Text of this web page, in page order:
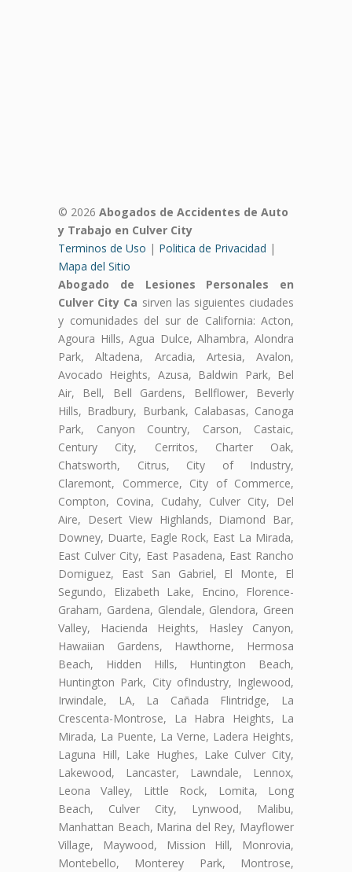
© 2026 Abogados de Accidentes de Auto
y Trabajo en Culver City
Terminos de Uso | Politica de Privacidad |
Mapa del Sitio
Abogado de Lesiones Personales en
Culver City Ca sirven las siguientes ciudades
y comunidades del sur de California: Acton,
Agoura Hills, Agua Dulce, Alhambra, Alondra
Park, Altadena, Arcadia, Artesia, Avalon,
Avocado Heights, Azusa, Baldwin Park, Bel
Air, Bell, Bell Gardens, Bellflower, Beverly
Hills, Bradbury, Burbank, Calabasas, Canoga
Park, Canyon Country, Carson, Castaic,
Century City, Cerritos, Charter Oak,
Chatsworth, Citrus, City of Industry,
Claremont, Commerce, City of Commerce,
Compton, Covina, Cudahy, Culver City, Del
Aire, Desert View Highlands, Diamond Bar,
Downey, Duarte, Eagle Rock, East La Mirada,
East Culver City, East Pasadena, East Rancho
Domiguez, East San Gabriel, El Monte, El
Segundo, Elizabeth Lake, Encino, Florence-
Graham, Gardena, Glendale, Glendora, Green
Valley, Hacienda Heights, Hasley Canyon,
Hawaiian Gardens, Hawthorne, Hermosa
Beach, Hidden Hills, Huntington Beach,
Huntington Park, City ofIndustry, Inglewood,
Irwindale, LA, La Cañada Flintridge, La
Crescenta-Montrose, La Habra Heights, La
Mirada, La Puente, La Verne, Ladera Heights,
Laguna Hill, Lake Hughes, Lake Culver City,
Lakewood, Lancaster, Lawndale, Lennox,
Leona Valley, Little Rock, Lomita, Long
Beach, Culver City, Lynwood, Malibu,
Manhattan Beach, Marina del Rey, Mayflower
Village, Maywood, Mission Hill, Monrovia,
Montebello, Monterey Park, Montrose,